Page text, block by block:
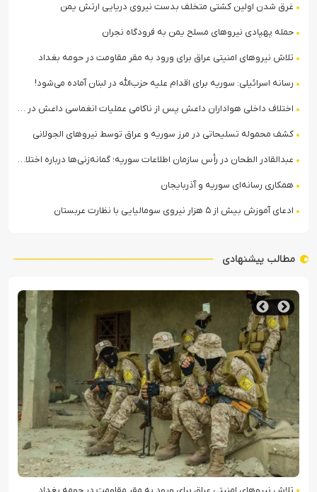
غرق شدن اولین کشتی متخلف بدست نیروی دریایی ارتش یمن
حمله پهپادی نیروهای مسلح یمن به فرودگاه نجران
تلاش نیروهای امنیتی عراق برای ورود به مقر مقاومت در حومه بغداد
رسانه اسرائیلی: سوریه برای اقدام علیه حزب‌الله در لبنان آماده می‌شود!
اختلاف داخلی هواداران داعش پس از ناکامی عملیات انغماسی داعش در رقه
کشف محموله تسلیحاتی در مرز سوریه و عراق توسط نیروهای الجولانی
عبدالقادر الطحان در رأس سازمان اطلاعات سوریه؛ گمانه‌زنی‌ها درباره اختلافات در ساختار امنیتی
همکاری رسانه‌ای سوریه و آذربایجان
ادعای آموزش بیش از ۵ هزار نیروی سومالیایی با نظارت عربستان
مطالب پیشنهادی